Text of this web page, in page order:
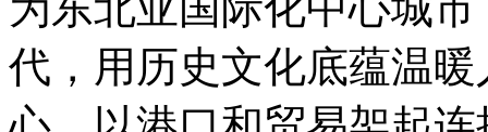
代，用历史文化底蕴温